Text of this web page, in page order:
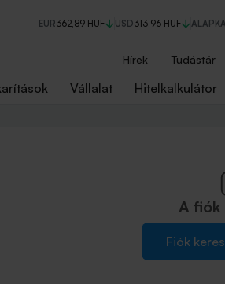
EUR362,89 HUF USD313,96 HUF
Hírek Tudástár
Vállalat Hitelkalkulátor
A fiók
Fiók